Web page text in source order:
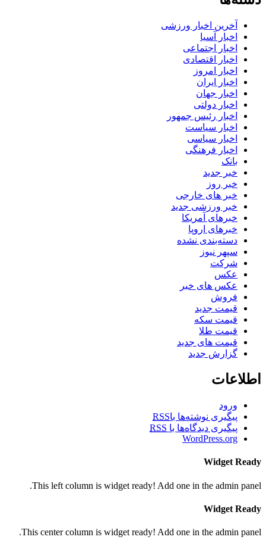
آخرین اخبار ورزشی
اخبار آسیا
اخبار اجتماعی
اخبار اقتصادی
اخبار امروز
اخبار ایران
اخبار جهان
اخبار دولتی
اخبار رئیس جمهور
اخبار سیاست
اخبار سیاسی
اخبار فرهنگی
بانک
خبر جدید
خبر روز
خبر های خارجی
خبر ورزشی جدید
خبرهای آمریکا
خبرهای اروپا
دسته‌بندی نشده
سپهر نیوز
شرکت
عکس
عکس های خبر
فروش
قیمت جدید
قیمت سکه
قیمت طلا
قیمت های جدید
گزارش جدید
اطلاعات
ورود
پیگیری نوشته‌ها باRSS
پیگیری دیدگاه‌ها با RSS
WordPress.org
Widget Ready
This left column is widget ready! Add one in the admin panel.
Widget Ready
This center column is widget ready! Add one in the admin panel.